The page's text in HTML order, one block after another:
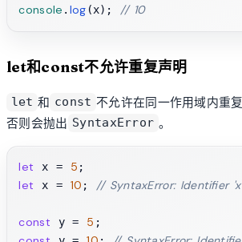
console . log (x); // 10
let和const不允许重复声明
let 和 const 不允许在同一作用域内重
否则会抛出 SyntaxError 。
let x = 5
let x = 10 ; // SyntaxError: Identifier
const y = 5